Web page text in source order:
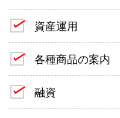
資産運用
各種商品の案内
融資